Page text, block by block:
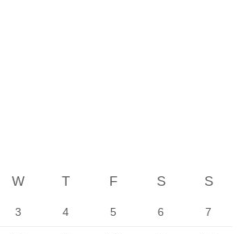
W T F S S
3 4 5 6 7